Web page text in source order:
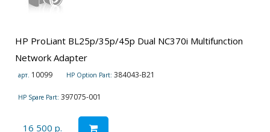
HP ProLiant BL25p/35p/45p Dual NC370i Multifunction
Network Adapter
арт. 10099 HP Option Part: 384043-B21
HP Spare Part: 397075-001
16 500 р.